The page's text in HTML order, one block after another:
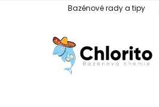
Bazénové rady a tipy